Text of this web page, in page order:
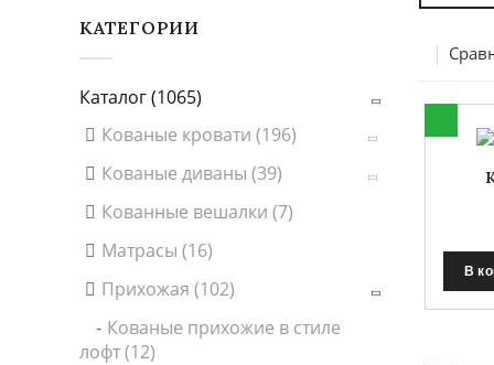
КАТЕГОРИИ
Каталог (1065)
Кованые кровати (196)
Кованые диваны (39)
Кованные вешалки (7)
Матрасы (16)
Прихожая (102)
Кованые прихожие в стиле
лофт (12)
В